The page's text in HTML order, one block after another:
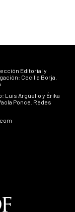
Editorial y
Cecilia Borja.
Luis Argüello y Érika
Ponce. Redes